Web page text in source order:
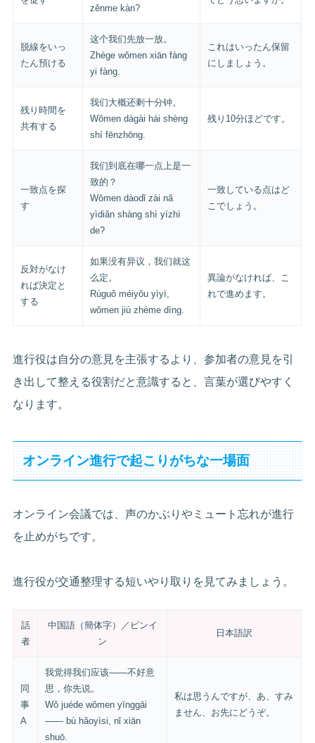
zěnme kàn?
脱線をいっ
たん預ける
这个我们先放一放。
Zhège wǒmen xiān fàng
yi fàng.
これはいったん保留
にしましょう。
残り時間を
共有する
我们大概还剩十分钟。
Wǒmen dàgài hái shèng
shí fēnzhōng.
残り10分ほどです。
一致点を探
す
我们到底在哪一点上是一
致的？
Wǒmen dàodǐ zài nǎ
yìdiǎn shàng shì yízhì
de?
一致している点はど
こでしょう。
反対がなけ
れば決定と
する
如果没有异议，我们就这
么定。
Rúguǒ méiyǒu yìyì,
wǒmen jiù zhème dìng.
異論がなければ、こ
れで進めます。
進行役は自分の意見を主張するより、参加者の意見を引
き出して整える役割だと意識すると、言葉が選びやすく
なります。
オンライン進行で起こりがちな一場面
オンライン会議では、声のかぶりやミュート忘れが進行
を止めがちです。
進行役が交通整理する短いやり取りを見てみましょう。
話
者
中国語（簡体字）／ピンイ
ン
日本語訳
同
事
A
我觉得我们应该——不好意
思，你先说。
Wǒ juéde wǒmen yīnggāi
—— bù hǎoyìsi, nǐ xiān
shuō.
私は思うんですが、あ、すみ
ません、お先にどうぞ。